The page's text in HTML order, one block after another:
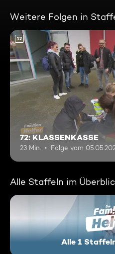
Weitere Folgen in
12
72: KLASSENKASSE
23 Min. Folge vom
Alle Staffeln im
Alle 1